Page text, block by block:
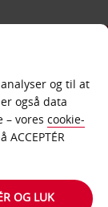
og til at
også data
– vores cookie-
OG LUK